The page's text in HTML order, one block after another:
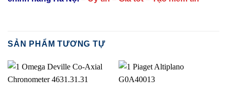
SẢN PHẨM TƯƠNG TỰ